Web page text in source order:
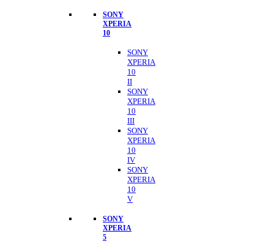
SONY
XPERIA
10
SONY
XPERIA
10
II
SONY
XPERIA
10
III
SONY
XPERIA
10
IV
SONY
XPERIA
10
V
SONY
XPERIA
5